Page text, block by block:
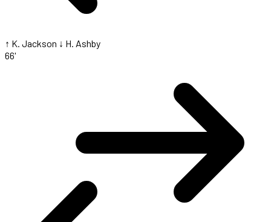
↑ K. Jackson ↓ H. Ashby
66'